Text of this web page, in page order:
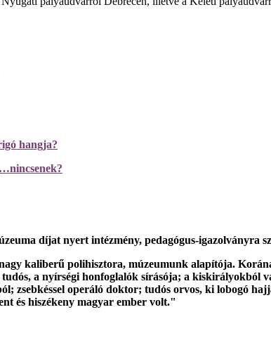
hangja?
díjat nyert intézmény, pedagógus-igazolványra
kaliberű polihisztora, múzeumunk alapítója.
tudós, a nyírségi honfoglalók sírásója; a
zsebkéssel operáló doktor; tudós orvos, ki lobogó
és hiszékeny magyar ember volt."